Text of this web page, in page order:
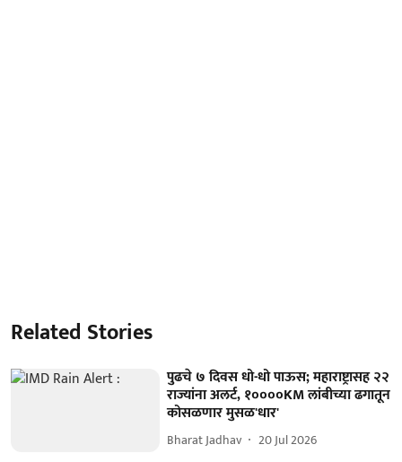
Related Stories
पुढचे ७ दिवस धो-धो पाऊस; महाराष्ट्रासह २२
राज्यांना अलर्ट, १००००KM लांबीच्या ढगातून
कोसळणार मुसळ'धार'
Bharat Jadhav 20 Jul 2026